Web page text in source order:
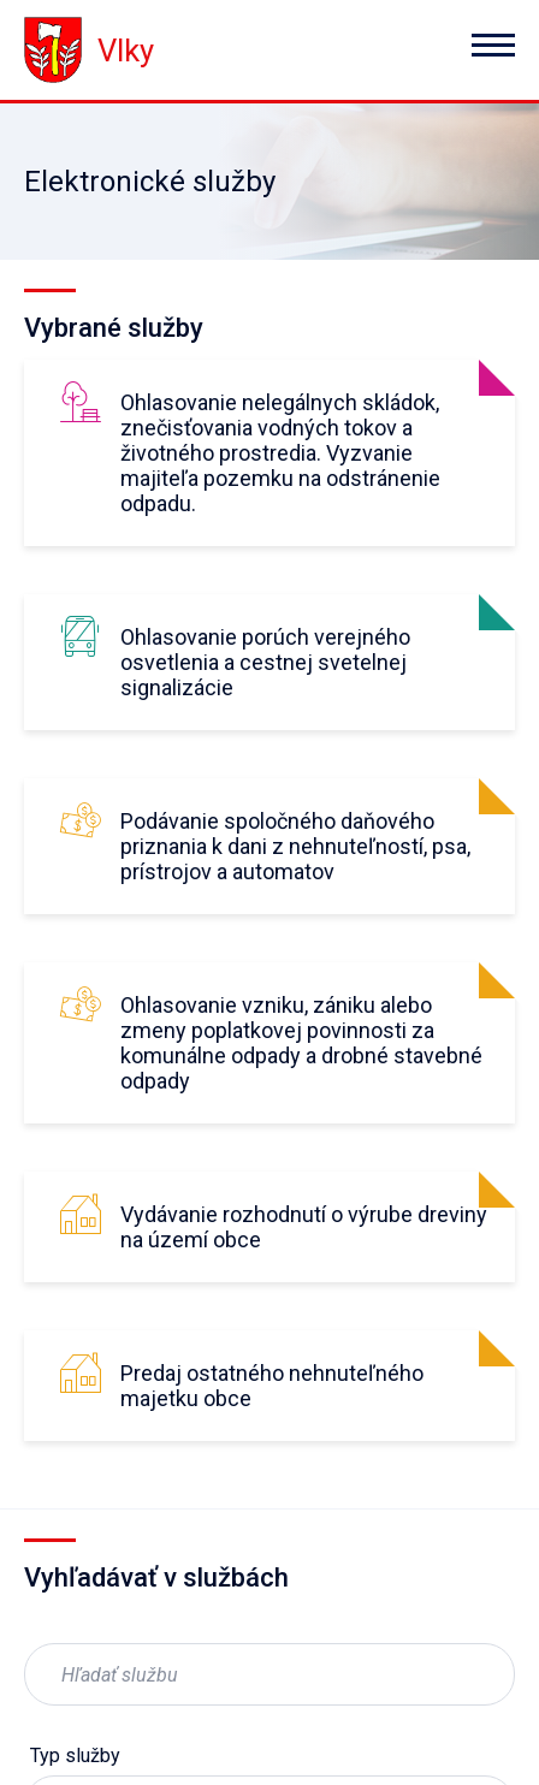
Vlky
Elektronické služby
Vybrané služby
Ohlasovanie nelegálnych skládok,
znečisťovania vodných tokov a
životného prostredia. Vyzvanie
majiteľa pozemku na odstránenie
odpadu.
Ohlasovanie porúch verejného
osvetlenia a cestnej svetelnej
signalizácie
Podávanie spoločného daňového
priznania k dani z nehnuteľností, psa,
prístrojov a automatov
Ohlasovanie vzniku, zániku alebo
zmeny poplatkovej povinnosti za
komunálne odpady a drobné stavebné
odpady
Vydávanie rozhodnutí o výrube dreviny
na území obce
Predaj ostatného nehnuteľného
majetku obce
Vyhľadávať v službách
Typ služby